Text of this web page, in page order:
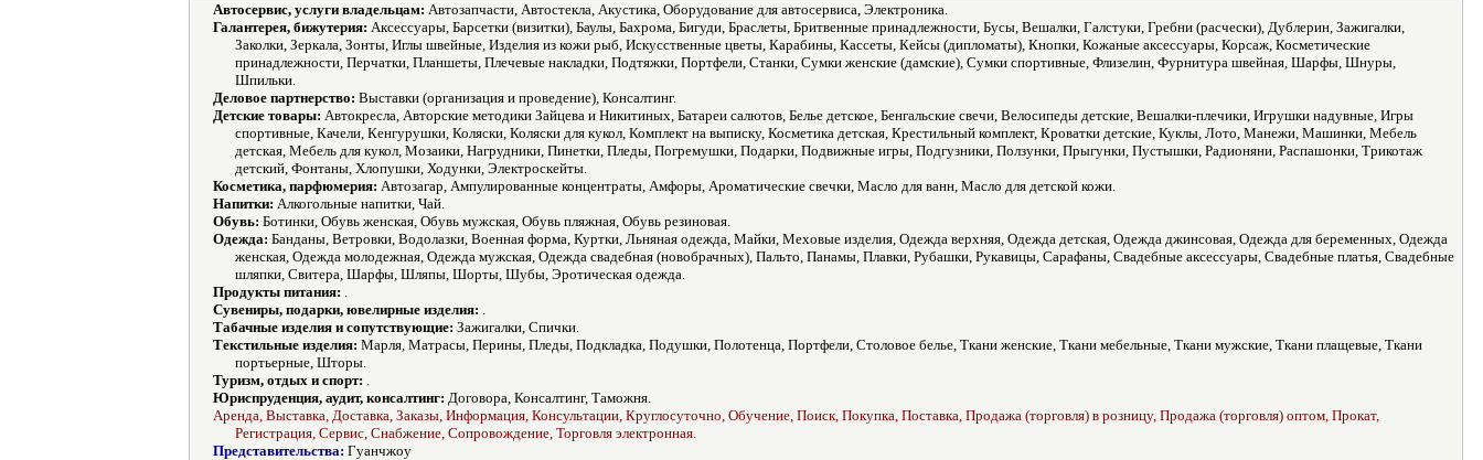
Автосервис, услуги владельцам: Автозапчасти, Автостекла, Акустика, Оборудование для автосервиса, Электроника.
Галантерея, бижутерия: Аксессуары, Барсетки (визитки), Баулы, Бахрома, Бигуди, Браслеты, Бритвенные принадлежности, Бусы, Вешалки, Галстуки, Гребни (расчески), Дублерин, Зажигалки,
Заколки, Зеркала, Зонты, Иглы швейные, Изделия из кожи рыб, Искусственные цветы, Карабины, Кассеты, Кейсы (дипломаты), Кнопки, Кожаные аксессуары, Корсаж, Косметические
принадлежности, Перчатки, Планшеты, Плечевые накладки, Подтяжки, Портфели, Станки, Сумки женские (дамские), Сумки спортивные, Флизелин, Фурнитура швейная, Шарфы, Шнуры,
Шпильки.
Деловое партнерство: Выставки (организация и проведение), Консалтинг.
Детские товары: Автокресла, Авторские методики Зайцева и Никитиных, Батареи салютов, Белье детское, Бенгальские свечи, Велосипеды детские, Вешалки-плечики, Игрушки надувные, Игры
спортивные, Качели, Кенгурушки, Коляски, Коляски для кукол, Комплект на выписку, Косметика детская, Крестильный комплект, Кроватки детские, Куклы, Лото, Манежи, Машинки, Мебель
детская, Мебель для кукол, Мозаики, Нагрудники, Пинетки, Пледы, Погремушки, Подарки, Подвижные игры, Подгузники, Ползунки, Прыгунки, Пустышки, Радионяни, Распашонки, Трикотаж
детский, Фонтаны, Хлопушки, Ходунки, Электроскейты.
Косметика, парфюмерия: Автозагар, Ампулированные концентраты, Амфоры, Ароматические свечки, Масло для ванн, Масло для детской кожи.
Напитки: Алкогольные напитки, Чай.
Обувь: Ботинки, Обувь женская, Обувь мужская, Обувь пляжная, Обувь резиновая.
Одежда: Банданы, Ветровки, Водолазки, Военная форма, Куртки, Льняная одежда, Майки, Меховые изделия, Одежда верхняя, Одежда детская, Одежда джинсовая, Одежда для беременных, Одежда
женская, Одежда молодежная, Одежда мужская, Одежда свадебная (новобрачных), Пальто, Панамы, Плавки, Рубашки, Рукавицы, Сарафаны, Свадебные аксессуары, Свадебные платья, Свадебные
шляпки, Свитера, Шарфы, Шляпы, Шорты, Шубы, Эротическая одежда.
Продукты питания: .
Сувениры, подарки, ювелирные изделия: .
Табачные изделия и сопутствующие: Зажигалки, Спички.
Текстильные изделия: Марля, Матрасы, Перины, Пледы, Подкладка, Подушки, Полотенца, Портфели, Столовое белье, Ткани женские, Ткани мебельные, Ткани мужские, Ткани плащевые, Ткани
портьерные, Шторы.
Туризм, отдых и спорт: .
Юриспруденция, аудит, консалтинг: Договора, Консалтинг, Таможня.
Аренда, Выставка, Доставка, Заказы, Информация, Консультации, Круглосуточно, Обучение, Поиск, Покупка, Поставка, Продажа (торговля) в розницу, Продажа (торговля) оптом, Прокат,
Регистрация, Сервис, Снабжение, Сопровождение, Торговля электронная.
Представительства: Гуанчжоу